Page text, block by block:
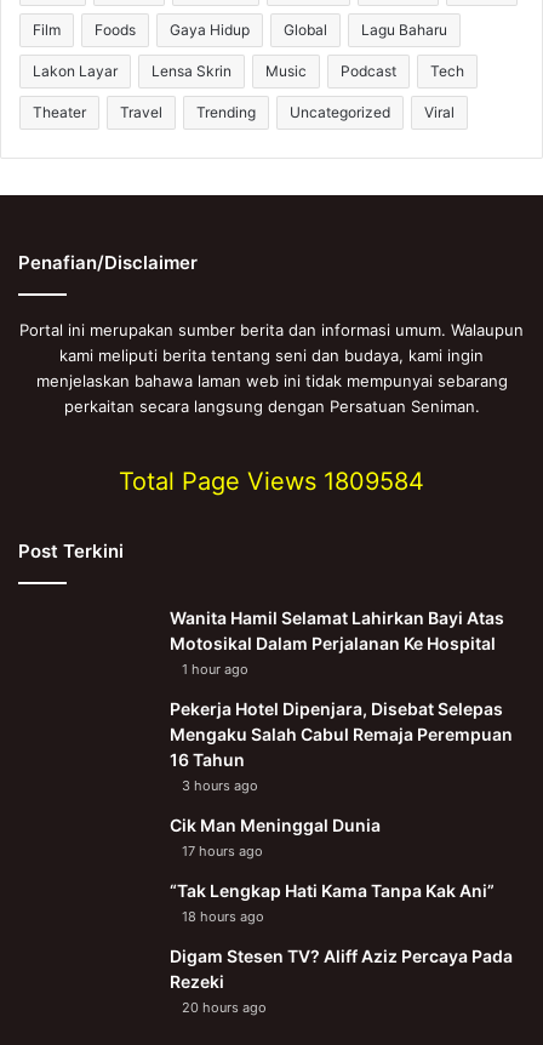
Film Foods Gaya Hidup Global Lagu Baharu
Lakon Layar Lensa Skrin Music Podcast Tech
Theater Travel Trending Uncategorized Viral
Penafian/Disclaimer
Portal ini merupakan sumber berita dan informasi umum. Walaupun
kami meliputi berita tentang seni dan budaya, kami ingin
menjelaskan bahawa laman web ini tidak mempunyai sebarang
perkaitan secara langsung dengan Persatuan Seniman.
Total Page Views 1809584
Post Terkini
Wanita Hamil Selamat Lahirkan Bayi Atas
Motosikal Dalam Perjalanan Ke Hospital
1 hour ago
Pekerja Hotel Dipenjara, Disebat Selepas
Mengaku Salah Cabul Remaja Perempuan
16 Tahun
3 hours ago
Cik Man Meninggal Dunia
17 hours ago
“Tak Lengkap Hati Kama Tanpa Kak Ani”
18 hours ago
Digam Stesen TV? Aliff Aziz Percaya Pada
Rezeki
20 hours ago